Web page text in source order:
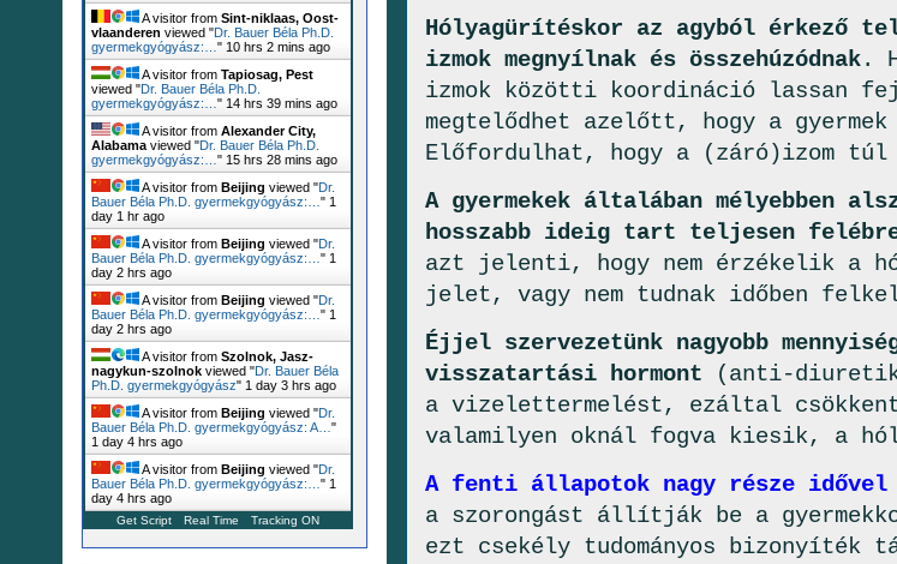
Hólyagürítéskor az agyból érkező
izmok megnyílnak és összehúzódnak.
izmok közötti koordináció lassan
megtelődhet azelőtt, hogy a
Előfordulhat, hogy a (záró)izom túl
A gyermekek általában mélyebben
hosszabb ideig tart teljesen
azt jelenti, hogy nem érzékelik a
jelet, vagy nem tudnak időben
Éjjel szervezetünk nagyobb
visszatartási hormont (anti-
a vizelettermelést, ezáltal
valamilyen oknál fogva kiesik, a
A fenti állapotok nagy része idővel
a szorongást állítják be a
ezt csekély tudományos bizonyíték
A visitor from Sint-niklaas, Oost-
vlaanderen viewed "Dr. Bauer Béla Ph.D.
gyermekgyógyász:… " 10 hrs 2 mins ago
A visitor from Tapiosag, Pest
viewed "Dr. Bauer Béla Ph.D.
gyermekgyógyász:… " 14 hrs 39 mins ago
A visitor from Alexander City,
Alabama viewed "Dr. Bauer Béla Ph.D.
gyermekgyógyász:… " 15 hrs 28 mins ago
A visitor from Beijing viewed "Dr.
Bauer Béla Ph.D. gyermekgyógyász:… " 1
day 1 hr ago
A visitor from Beijing viewed "Dr.
Bauer Béla Ph.D. gyermekgyógyász:… " 1
day 2 hrs ago
A visitor from Beijing viewed "Dr.
Bauer Béla Ph.D. gyermekgyógyász:… " 1
day 2 hrs ago
A visitor from Szolnok, Jasz-
nagykun-szolnok viewed "Dr. Bauer Béla
Ph.D. gyermekgyógyász" 1 day 3 hrs ago
A visitor from Beijing viewed "Dr.
Bauer Béla Ph.D. gyermekgyógyász: A… "
1 day 4 hrs ago
A visitor from Beijing viewed "Dr.
Bauer Béla Ph.D. gyermekgyógyász:… " 1
day 4 hrs ago
Get Script Real Time Tracking ON